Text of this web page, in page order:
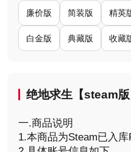
廉价版 简装版 精英
白金版 典藏版 收藏
绝地求生【steam
一.商品说明
1.本商品为Steam已入